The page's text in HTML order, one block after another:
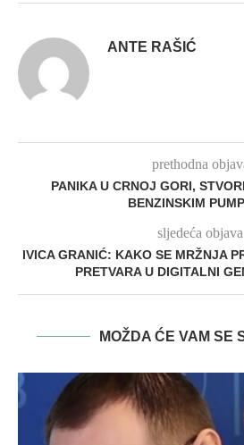
ANTE RAŠIĆ
prethodna
PANIKA U CRNOJ GORI,
BENZINSKIM
sljedeća objava
IVICA GRANIĆ: KAKO SE MRŽNJA
PRETVARA U DIGITALNI
MOŽDA ĆE VAM SE